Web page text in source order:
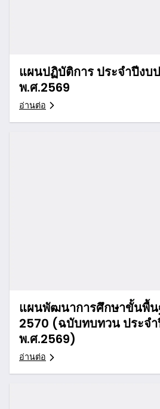
แผนปฏิบัติการ ประจำปีงบ
พ.ศ.2569
อ่านต่อ
แผนพัฒนาการศึกษาขั้นพื้
2570 (ฉบับทบทวน ประจ
พ.ศ.2569)
อ่านต่อ